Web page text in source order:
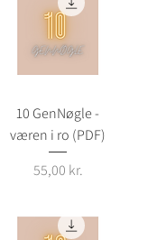
10 GenNøgle -
væren i ro (PDF)
Pris
55,00 kr.